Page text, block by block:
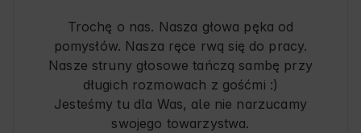
Trochę o nas. Nasza głowa pęka od
pomysłów. Nasza ręce rwą się do pracy.
Nasze struny głosowe tańczą sambę przy
długich rozmowach z gośćmi :)
Jesteśmy tu dla Was, ale nie narzucamy
swojego towarzystwa.